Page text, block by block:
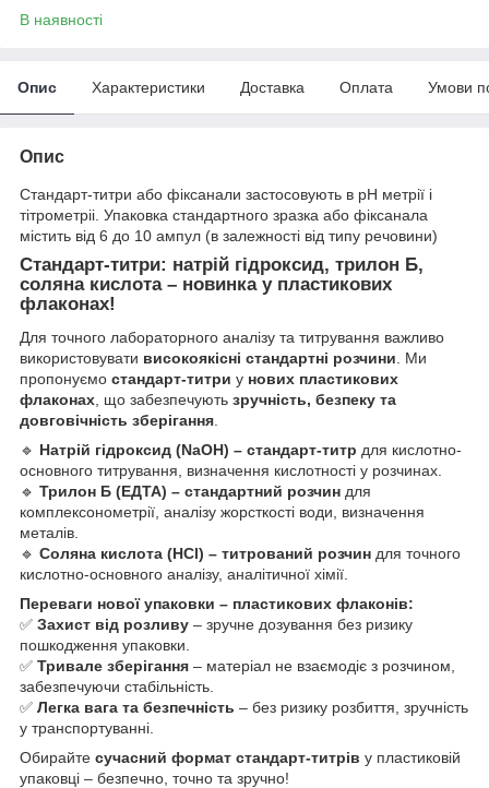
В наявності
Опис Характеристики Доставка Оплата Умови
Опис
Стандарт-титри або фіксанали застосовують в рН метрії і
тітрометріі. Упаковка стандартного зразка або фіксанала
містить від 6 до 10 ампул (в залежності від типу речовини)
Стандарт-титри: натрій гідроксид, трилон Б,
соляна кислота – новинка у пластикових
флаконах!
Для точного лабораторного аналізу та титрування важливо
використовувати високоякісні стандартні розчини . Ми
пропонуємо стандарт-титри у нових пластикових
флаконах , що забезпечують зручність, безпеку та
довговічність зберігання
🔹 Натрій гідроксид (NaOH) – стандарт-титр для кислотно-
основного титрування, визначення кислотності у розчинах.
🔹 Трилон Б (ЕДТА) – стандартний розчин для
комплексонометрії, аналізу жорсткості води, визначення
металів.
🔹 Соляна кислота (HCl) – титрований розчин для точного
кислотно-основного аналізу, аналітичної хімії.
Переваги нової упаковки – пластикових флаконів:
✅ Захист від розливу – зручне дозування без ризику
пошкодження упаковки.
✅ Тривале зберігання – матеріал не взаємодіє з розчином,
забезпечуючи стабільність.
✅ Легка вага та безпечність – без ризику розбиття, зручність
у транспортуванні.
Обирайте сучасний формат стандарт-титрів у пластиковій
упаковці – безпечно, точно та зручно!